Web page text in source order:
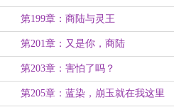
第199章：商陆与灵王
第201章：又是你，商陆
第203章：害怕了吗？
第205章：蓝染，崩玉就在我这里